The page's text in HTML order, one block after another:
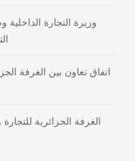
وزيرة التجارة
اتفاق تعاون بين الغرفة
الغرفة الجزائرية